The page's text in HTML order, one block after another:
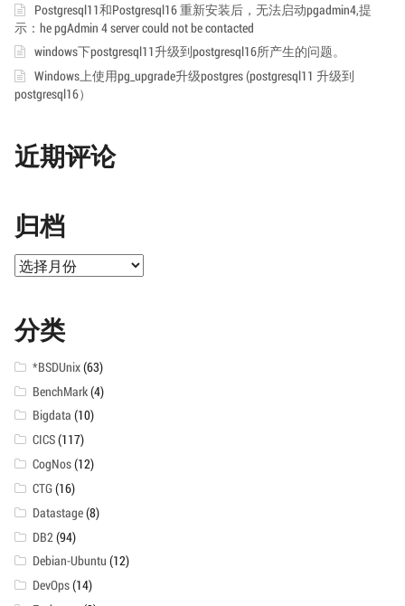
Postgresql11和Postgresql16 重新安装后，无法启动pgadmin4,提
示：he pgAdmin 4 server could not be contacted
windows下postgresql11升级到postgresql16所产生的问题。
Windows上使用pg_upgrade升级postgres (postgresql11 升级到
postgresql16）
近期评论
归档
归
分类
*BSDUnix(63)
BenchMark(4)
Bigdata (10)
CICS(117)
CogNos(12)
CTG(16)
Datastage(8)
DB2(94)
Debian-Ubuntu (12)
DevOps(14)